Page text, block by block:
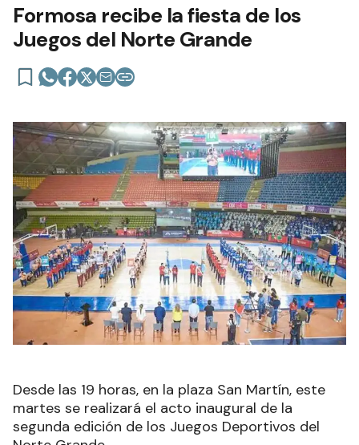
Formosa recibe la fiesta de los
Juegos del Norte Grande
Desde las 19 horas, en la plaza San Martín, este
martes se realizará el acto inaugural de la
segunda edición de los Juegos Deportivos del